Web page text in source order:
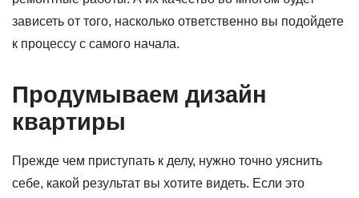
зависеть от того, насколько ответственно вы подойдете
к процессу с самого начала.
Продумываем дизайн
квартиры
Прежде чем приступать к делу, нужно точно уяснить
себе, какой результат вы хотите видеть. Если это